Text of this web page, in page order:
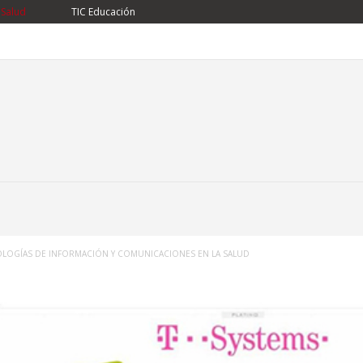
TIC Educación
DE INFORMACIÓN Y COMUNICACIONES EN LA SALUD